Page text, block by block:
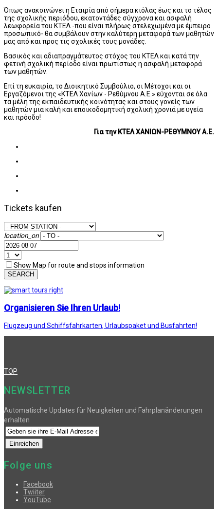
Όπως ανακοινώνει η Εταιρία από σήμερα κιόλας έως και το τέλος
της σχολικής περιόδου, εκατοντάδες σύγχρονα και ασφαλή
λεωφορεία του ΚΤΕΛ -που είναι πλήρως στελεχωμένα με έμπειρο
προσωπικό- θα συμβάλουν στην καλύτερη μεταφορά των μαθητών
μας από και προς τις σχολικές τους μονάδες.
Βασικός και αδιαπραγμάτευτος στόχος του ΚΤΕΛ και κατά την
φετινή σχολική περίοδο είναι πρωτίστως η ασφαλή μεταφορά
των μαθητών.
Επί τη ευκαιρία, το Διοικητικό Συμβούλιο, οι Μέτοχοι και οι
Εργαζόμενοι της «ΚΤΕΛ Χανίων - Ρεθύμνου Α.Ε.» εύχονται σε όλα
τα μέλη της εκπαιδευτικής κοινότητας και στους γονείς των
μαθητών μια καλή και εποικοδομητική σχολική χρονιά με υγεία
και πρόοδο!
Για την ΚΤΕΛ ΧΑΝΙΩΝ-ΡΕΘΥΜΝΟΥ Α.Ε.
Tickets kaufen
location_on
Show Map for route and stops information
SEARCH
Organisieren Sie Ihren Urlaub!
Flugzeug und Schiffsfahrkarten, Urlaubspaket und Busfahrten!
TOP
NEWSLETTER
Automatische Updates für Neuigkeiten und Fahrplanänderungen
erhalten
Folge uns
Facebook
Twiiter
YouTube